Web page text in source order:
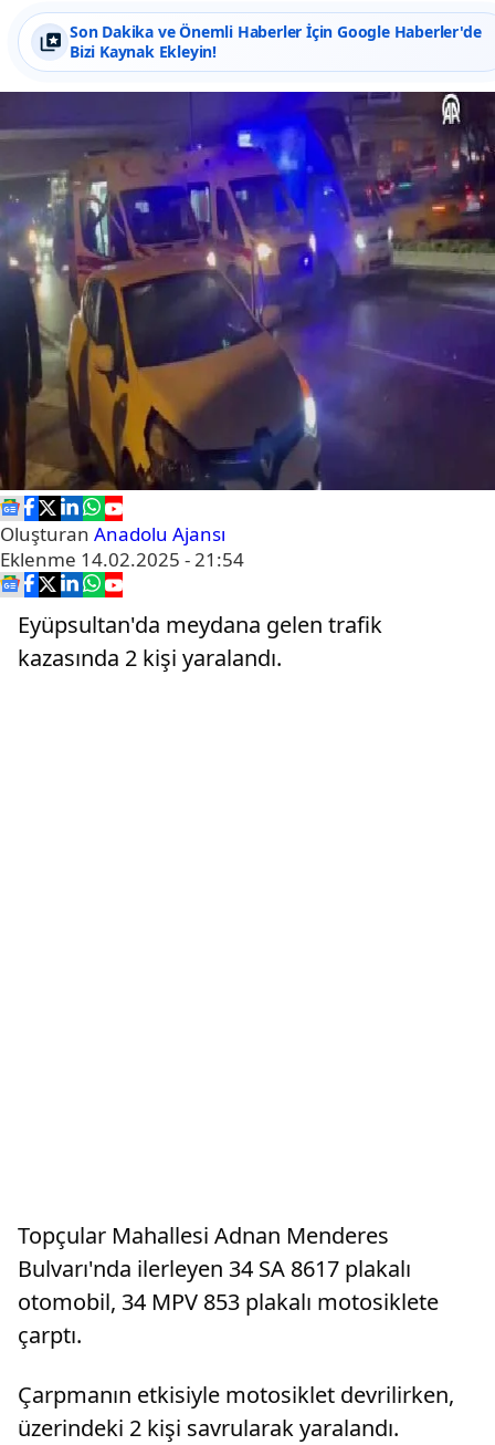
Son Dakika ve Önemli Haberler İçin Google Haberler'de
Bizi Kaynak Ekleyin!
Oluşturan Anadolu Ajansı
Eklenme 14.02.2025 - 21:54
Eyüpsultan'da meydana gelen trafik
kazasında 2 kişi yaralandı.
Topçular Mahallesi Adnan Menderes
Bulvarı'nda ilerleyen 34 SA 8617 plakalı
otomobil, 34 MPV 853 plakalı motosiklete
çarptı.
Çarpmanın etkisiyle motosiklet devrilirken,
üzerindeki 2 kişi savrularak yaralandı.